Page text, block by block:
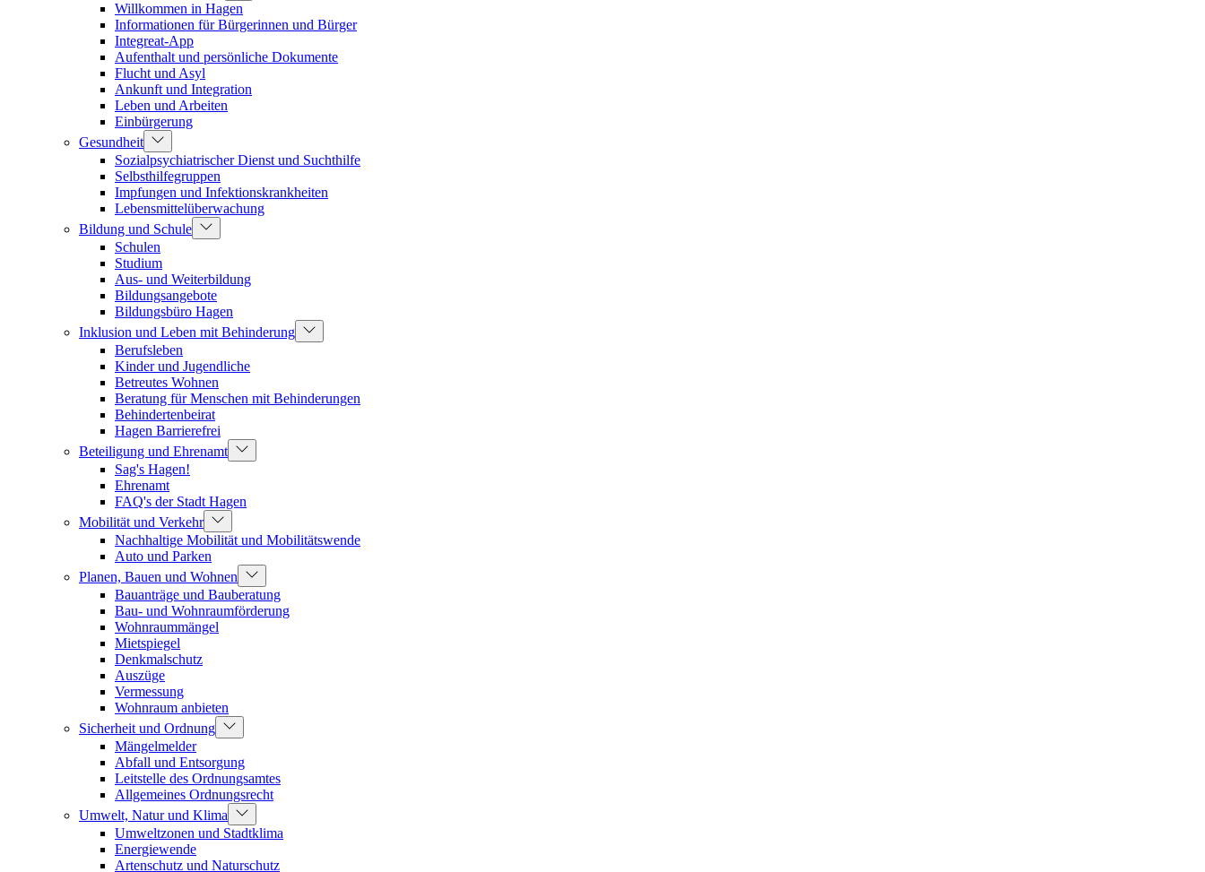
Willkommen in Hagen
Informationen für Bürgerinnen und Bürger
Integreat-App
Aufenthalt und persönliche Dokumente
Flucht und Asyl
Ankunft und Integration
Leben und Arbeiten
Einbürgerung
Gesundheit
Sozialpsychiatrischer Dienst und Suchthilfe
Selbsthilfegruppen
Impfungen und Infektionskrankheiten
Lebensmittelüberwachung
Bildung und Schule
Schulen
Studium
Aus- und Weiterbildung
Bildungsangebote
Bildungsbüro Hagen
Inklusion und Leben mit Behinderung
Berufsleben
Kinder und Jugendliche
Betreutes Wohnen
Beratung für Menschen mit Behinderungen
Behindertenbeirat
Hagen Barrierefrei
Beteiligung und Ehrenamt
Sag's Hagen!
Ehrenamt
FAQ's der Stadt Hagen
Mobilität und Verkehr
Nachhaltige Mobilität und Mobilitätswende
Auto und Parken
Planen, Bauen und Wohnen
Bauanträge und Bauberatung
Bau- und Wohnraumförderung
Wohnraummängel
Mietspiegel
Denkmalschutz
Auszüge
Vermessung
Wohnraum anbieten
Sicherheit und Ordnung
Mängelmelder
Abfall und Entsorgung
Leitstelle des Ordnungsamtes
Allgemeines Ordnungsrecht
Umwelt, Natur und Klima
Umweltzonen und Stadtklima
Energiewende
Artenschutz und Naturschutz